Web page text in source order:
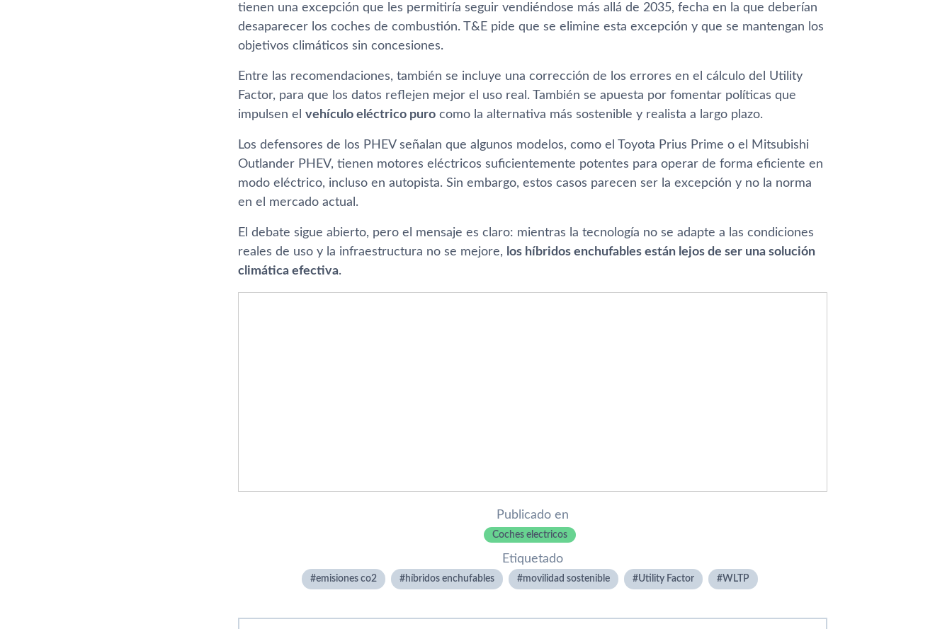
tienen una excepción que les permitiría seguir vendiéndose más allá de 2035, fecha en la que deberían
desaparecer los coches de combustión. T&E pide que se elimine esta excepción y que se mantengan los
objetivos climáticos sin concesiones.
Entre las recomendaciones, también se incluye una corrección de los errores en el cálculo del Utility
Factor, para que los datos reflejen mejor el uso real. También se apuesta por fomentar políticas que
impulsen el vehículo eléctrico puro como la alternativa más sostenible y realista a largo plazo.
Los defensores de los PHEV señalan que algunos modelos, como el Toyota Prius Prime o el Mitsubishi
Outlander PHEV, tienen motores eléctricos suficientemente potentes para operar de forma eficiente en
modo eléctrico, incluso en autopista. Sin embargo, estos casos parecen ser la excepción y no la norma
en el mercado actual.
El debate sigue abierto, pero el mensaje es claro: mientras la tecnología no se adapte a las condiciones
reales de uso y la infraestructura no se mejore, los híbridos enchufables están lejos de ser una solución
climática efectiva.
Publicado en
Coches electricos
Etiquetado
emisiones co2 híbridos enchufables movilidad sostenible Utility Factor WLTP